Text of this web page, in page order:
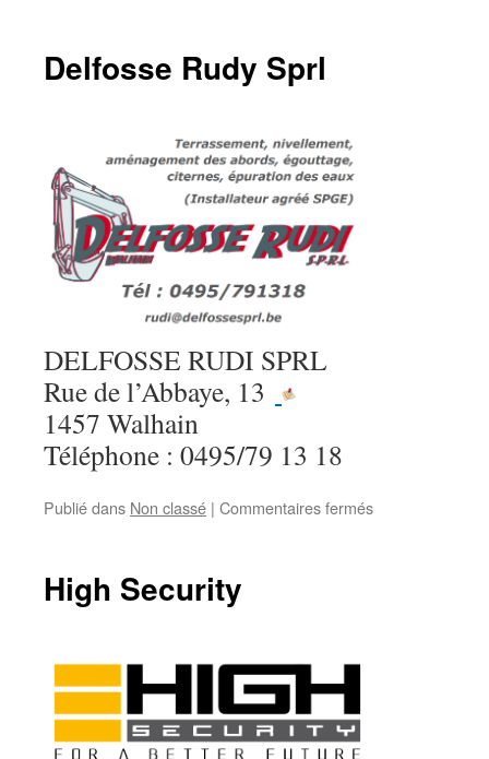
Delfosse Rudy Sprl
DELFOSSE RUDI SPRL
Rue de l’Abbaye, 13
1457 Walhain
Téléphone : 0495/79 13 18
Publié dans Non classé | Commentaires ferméssur
High Security